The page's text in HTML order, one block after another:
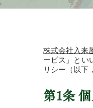
株式会社入来
ービス」とい
リシー（以下
第1条